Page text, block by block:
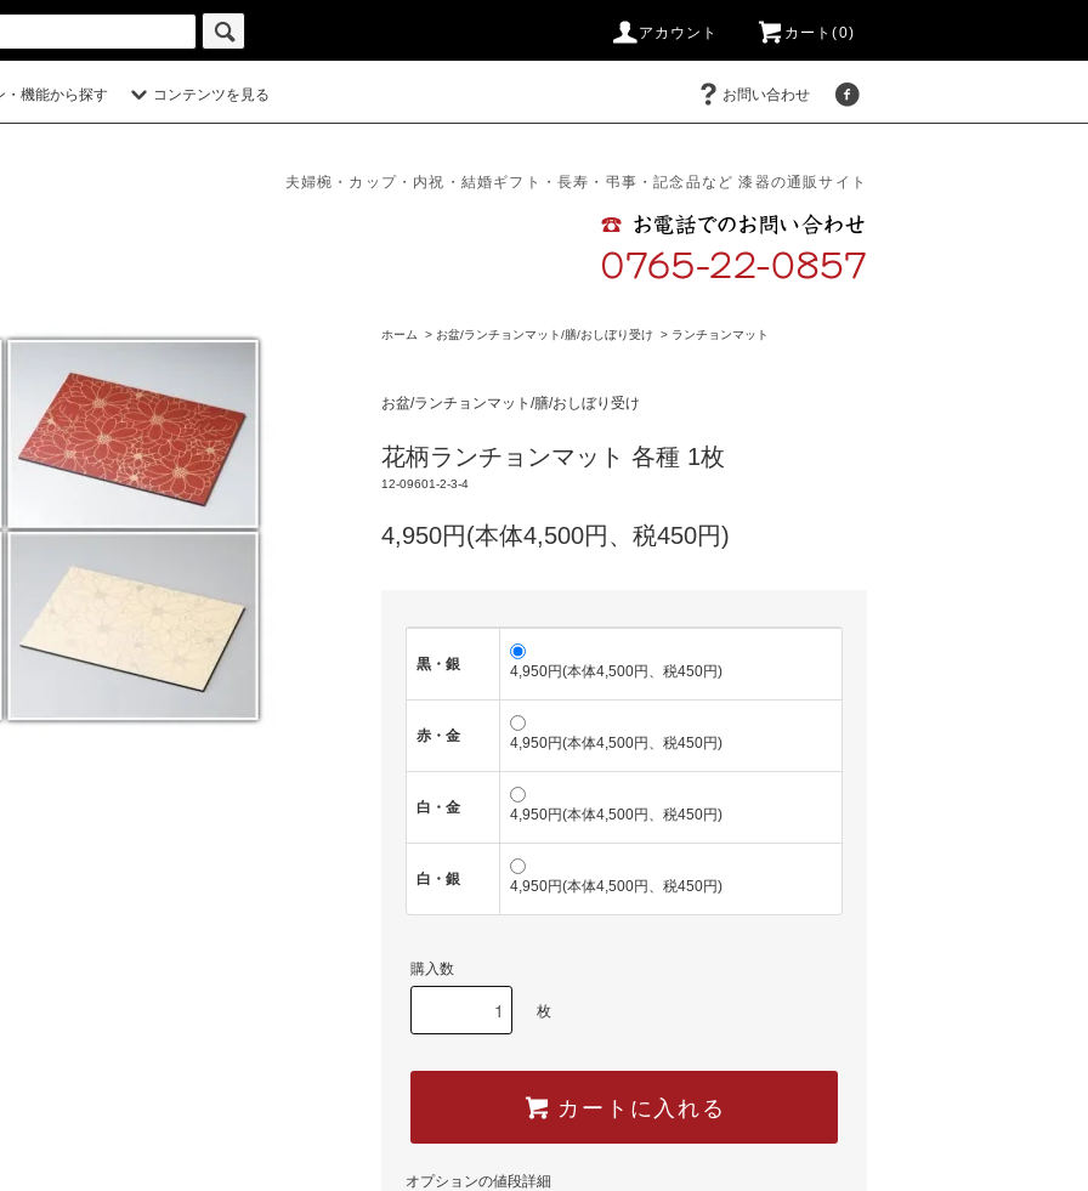
アカウント カート(0)
・機能から探す コンテンツを見る お問い合わせ
夫婦椀・カップ・内祝・結婚ギフト・長寿・弔事・記念品など 漆器の通販サイト
ホーム > お盆/ランチョンマット/膳/おしぼり受け > ランチョンマット
お盆/ランチョンマット/膳/おしぼり受け
花柄ランチョンマット 各種 1枚
12-09601-2-3-4
4,950円(本体4,500円、税450円)
黒・銀 4,950円(本体4,500円、税450円)
赤・金 4,950円(本体4,500円、税450円)
白・金 4,950円(本体4,500円、税450円)
白・銀 4,950円(本体4,500円、税450円)
購入数
枚
カートに入れる
オプションの値段詳細